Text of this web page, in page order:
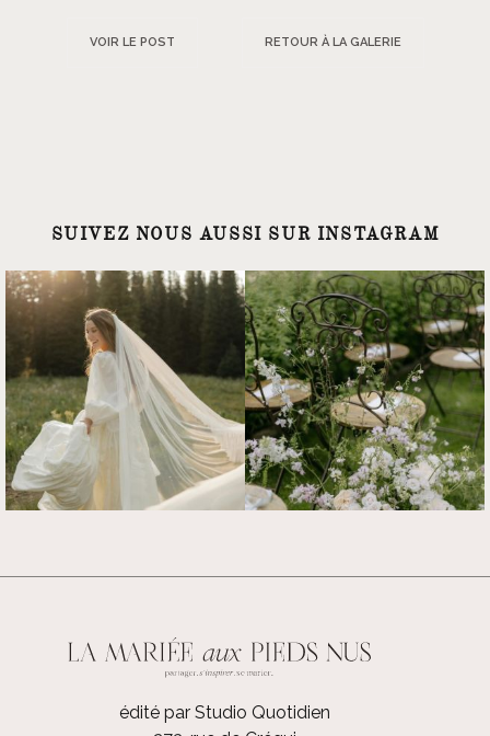
VOIR LE POST RETOUR À LA GALERIE
SUIVEZ NOUS AUSSI SUR INSTAGRAM
édité par Studio Quotidien